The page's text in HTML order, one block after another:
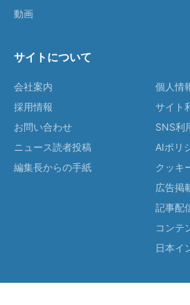
動画
サイトについて
会社案内
採用情報
お問い合わせ
ニュース読者投稿
編集長からの手紙
個人情
サイト
SNS利
AIポリ
クッキ
広告掲
記事配
コンテ
日本イ